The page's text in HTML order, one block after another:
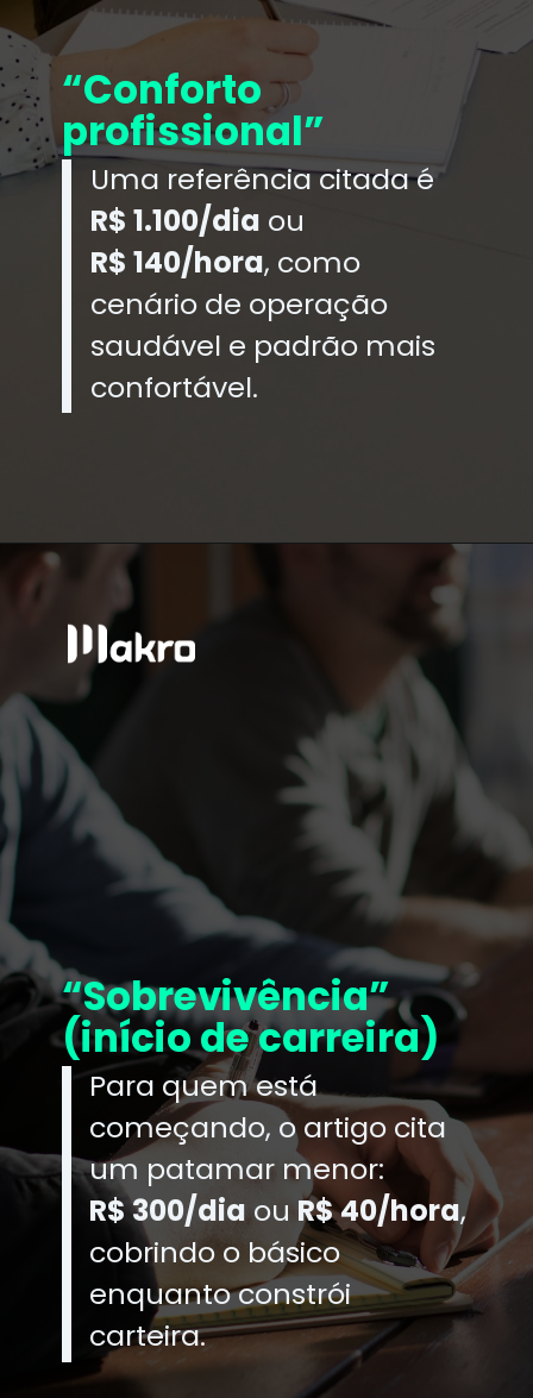
“Conforto
profissional”
Uma referência citada é
R$ 1.100/dia ou
R$ 140/hora, como
cenário de operação
saudável e padrão mais
confortável.
“Sobrevivência”
(início de carreira)
Para quem está
começando, o artigo cita
um patamar menor:
R$ 300/diaou R$ 40/hora,
cobrindo o básico
enquanto constrói
carteira.